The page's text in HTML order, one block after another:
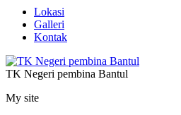
Lokasi
Galleri
Kontak
TK Negeri pembina Bantul
My site